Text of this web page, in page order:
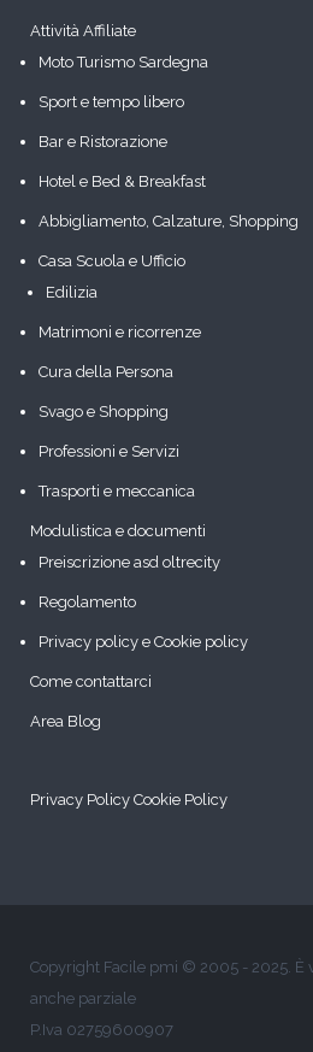
Attività Affiliate
Moto Turismo Sardegna
Sport e tempo libero
Bar e Ristorazione
Hotel e Bed & Breakfast
Abbigliamento, Calzature, Shopping
Casa Scuola e Ufficio
Edilizia
Matrimoni e ricorrenze
Cura della Persona
Svago e Shopping
Professioni e Servizi
Trasporti e meccanica
Modulistica e documenti
Preiscrizione asd oltrecity
Regolamento
Privacy policy e Cookie policy
Come contattarci
Area Blog
Privacy Policy Cookie Policy
Copyright Facile pmi © 2005 - 2025. È
anche parziale
P.Iva 02759600907